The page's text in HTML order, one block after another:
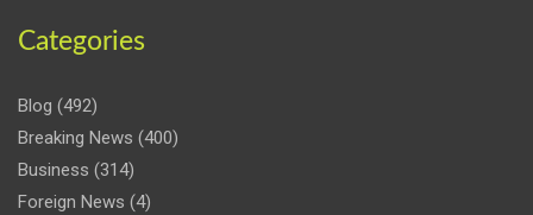
Categories
Blog (492)
Breaking News (400)
Business (314)
Foreign News (4)